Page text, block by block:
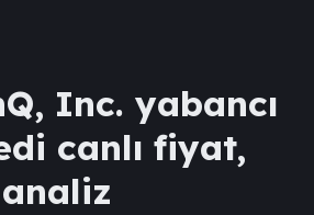
Inc. yabancı
canlı fiyat,